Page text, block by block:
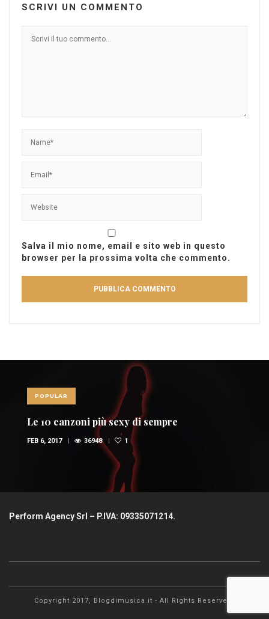
SCRIVI UN COMMENTO
Salva il mio nome, email e sito web in questo
browser per la prossima volta che commento.
POPULAR
Le 10 canzoni più sexy di sempre
FEB 6, 2017 36948 1
Perform Agency Srl – P.IVA: 09335071214.
Copyright 2017, Blogdimusica.it - All Rights Reserved.